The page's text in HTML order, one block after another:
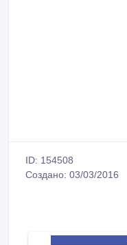
ID: 154508
Создано: 03/03/2016